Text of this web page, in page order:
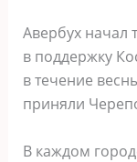
Авербух начал
в поддержку
в течение
приняли
В каждом